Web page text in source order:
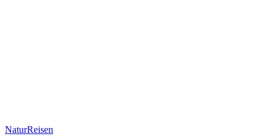
NaturReisen